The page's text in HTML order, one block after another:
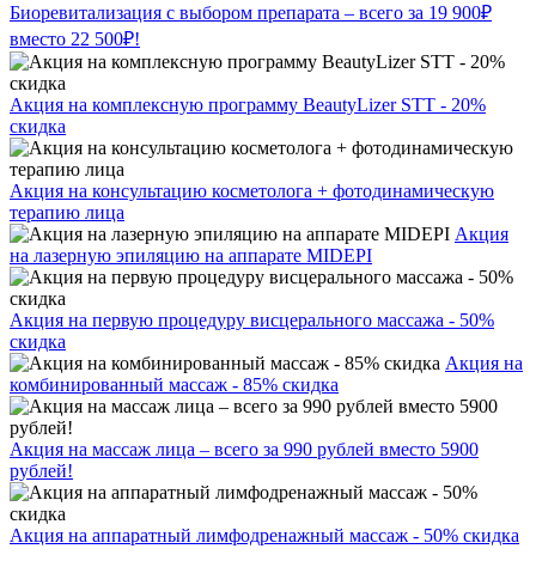
Биоревитализация с выбором препарата – всего за 19 900₽
вместо 22 500₽!
Акция на комплексную программу BeautyLizer STT - 20%
скидка
Акция на консультацию косметолога + фотодинамическую
терапию лица
Акция
на лазерную эпиляцию на аппарате MIDEPI
Акция на первую процедуру висцерального массажа - 50%
скидка
Акция на
комбинированный массаж - 85% скидка
Акция на массаж лица – всего за 990 рублей вместо 5900
рублей!
Акция на аппаратный лимфодренажный массаж - 50% скидка